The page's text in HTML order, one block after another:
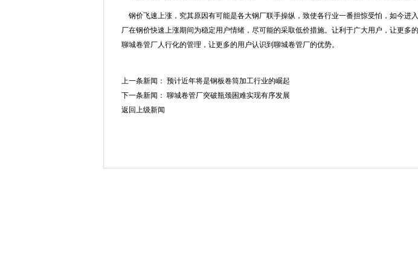
钢价飞速上涨，究其原因有可能是各大钢厂联手操纵，致使各行业一番担惊受怕，如今进
厂在钢价快速上涨期间为稳定用户情绪，尽可能的采取低价措施。让利于广大用户，让更多
聊城卷管厂人行化的管理，让更多的用户认识到聊城卷管厂的优势。
上一条新闻： 预计近年将是钢板卷筒加工行业的崛起
下一条新闻： 聊城卷管厂突破瓶颈困难实现有序发展
返回上级新闻